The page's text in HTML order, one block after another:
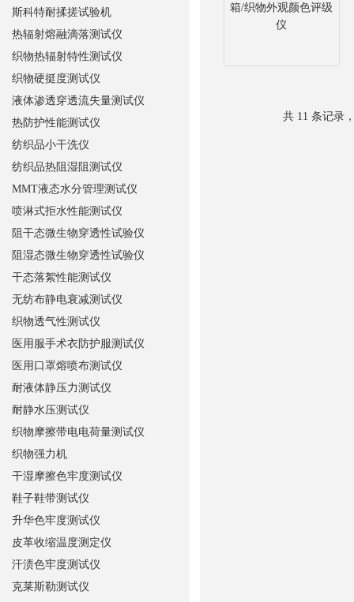
共 11 条记录
斯科特耐揉搓试验机
热辐射熔融滴落测试仪
织物热辐射特性测试仪
织物硬挺度测试仪
液体渗透穿透流失量测试仪
热防护性能测试仪
纺织品小干洗仪
纺织品热阻湿阻测试仪
MMT液态水分管理测试仪
喷淋式拒水性能测试仪
阻干态微生物穿透性试验仪
阻湿态微生物穿透性试验仪
干态落絮性能测试仪
无纺布静电衰减测试仪
织物透气性测试仪
医用服手术衣防护服测试仪
医用口罩熔喷布测试仪
耐液体静压力测试仪
耐静水压测试仪
织物摩擦带电电荷量测试仪
织物强力机
干湿摩擦色牢度测试仪
鞋子鞋带测试仪
升华色牢度测试仪
皮革收缩温度测定仪
汗渍色牢度测试仪
克莱斯勒测试仪